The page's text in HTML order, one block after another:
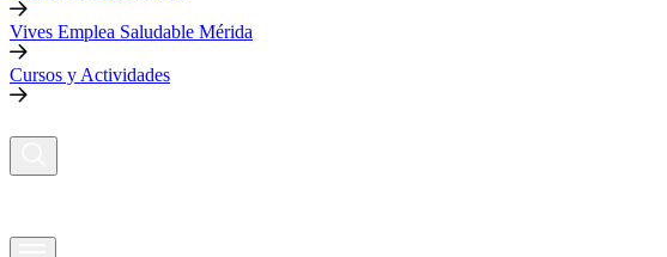
Vives Emplea Saludable Mérida
Cursos y Actividades